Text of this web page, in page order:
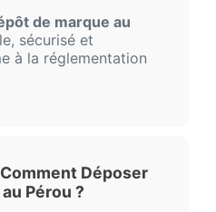
de marque au
sécurisé et
à la réglementation
Déposer
Pérou ?